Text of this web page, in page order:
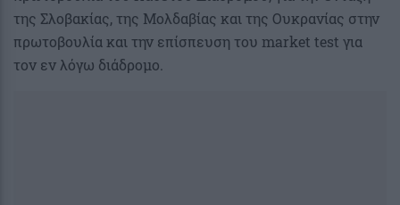
της Σλοβακίας, της Μολδαβίας και της Ουκρανίας στην
πρωτοβουλία και την επίσπευση του market test για
τον εν λόγω διάδρομο.